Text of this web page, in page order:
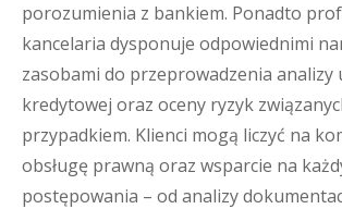
porozumienia z bankiem. Ponadto
kancelaria dysponuje odpowiednimi
zasobami do przeprowadzenia analizy
kredytowej oraz oceny ryzyk
przypadkiem. Klienci mogą liczyć na
obsługę prawną oraz wsparcie na
postępowania – od analizy